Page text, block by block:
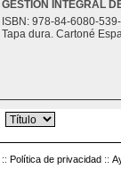
GESTIÓN INTEGRAL
ISBN: 978-84-6080-
Tapa dura. Cartoné
:: Política de privacidad ::